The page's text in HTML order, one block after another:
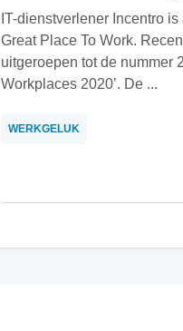
IT-dienstverlener Incentro
Great Place To Work.
uitgeroepen tot de nummer
Workplaces 2020’. De ...
WERKGELUK